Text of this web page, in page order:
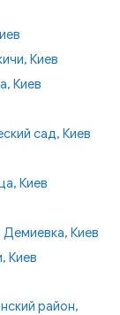
Киев
Киев
сад, Киев
Киев
Демиевка, Киев
Киев
район,